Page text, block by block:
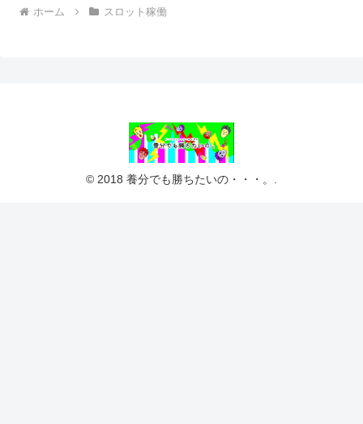
ホーム スロット稼働
© 2018 養分でも勝ちたいの・・・。.